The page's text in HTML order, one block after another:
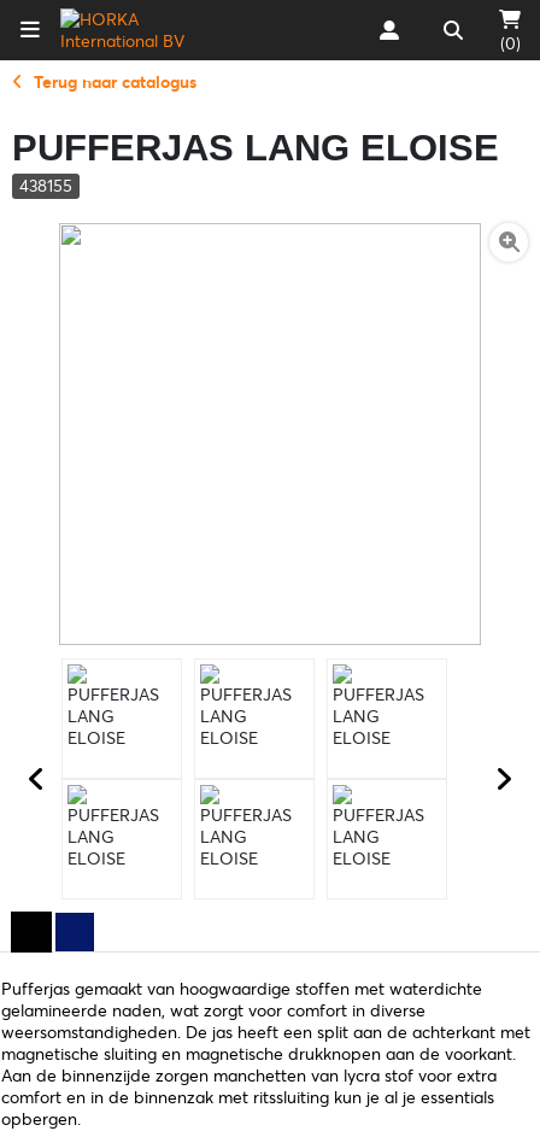
(0)
Terug naar catalogus
PUFFERJAS LANG ELOISE
438155
Pufferjas gemaakt van hoogwaardige stoffen met waterdichte
gelamineerde naden, wat zorgt voor comfort in diverse
weersomstandigheden. De jas heeft een split aan de achterkant met
magnetische sluiting en magnetische drukknopen aan de voorkant.
Aan de binnenzijde zorgen manchetten van lycra stof voor extra
comfort en in de binnenzak met ritssluiting kun je al je essentials
opbergen.